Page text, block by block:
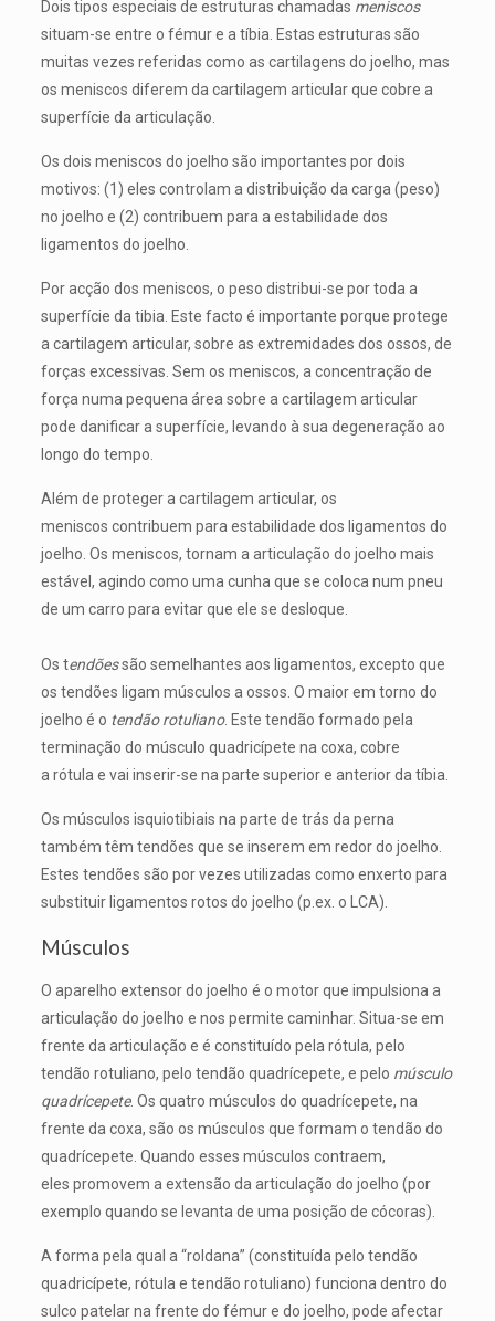
Dois tipos especiais de estruturas chamadas meniscos
situam-se entre o fémur e a tíbia. Estas estruturas são
muitas vezes referidas como as cartilagens do joelho, mas
os meniscos diferem da cartilagem articular que cobre a
superfície da articulação.
Os dois meniscos do joelho são importantes por dois
motivos: (1) eles controlam a distribuição da carga (peso)
no joelho e (2) contribuem para a estabilidade dos
ligamentos do joelho.
Por acção dos meniscos, o peso distribui-se por toda a
superfície da tibia. Este facto é importante porque protege
a cartilagem articular, sobre as extremidades dos ossos, de
forças excessivas. Sem os meniscos, a concentração de
força numa pequena área sobre a cartilagem articular
pode danificar a superfície, levando à sua degeneração ao
longo do tempo.
Além de proteger a cartilagem articular, os
meniscos contribuem para estabilidade dos ligamentos do
joelho. Os meniscos, tornam a articulação do joelho mais
estável, agindo como uma cunha que se coloca num pneu
de um carro para evitar que ele se desloque.
Os tendõessão semelhantes aos ligamentos, excepto que
os tendões ligam músculos a ossos. O maior em torno do
joelho é o tendão rotuliano. Este tendão formado pela
terminação do músculo quadricípete na coxa, cobre
a rótula e vai inserir-se na parte superior e anterior da tíbia.
Os músculos isquiotibiais na parte de trás da perna
também têm tendões que se inserem em redor do joelho.
Estes tendões são por vezes utilizadas como enxerto para
substituir ligamentos rotos do joelho (p.ex. o LCA).
Músculos
O aparelho extensor do joelho é o motor que impulsiona a
articulação do joelho e nos permite caminhar. Situa-se em
frente da articulação e é constituído pela rótula, pelo
tendão rotuliano, pelo tendão quadrícepete, e pelo músculo
quadrícepete. Os quatro músculos do quadrícepete, na
frente da coxa, são os músculos que formam o tendão do
quadrícepete. Quando esses músculos contraem,
eles promovem a extensão da articulação do joelho (por
exemplo quando se levanta de uma posição de cócoras).
A forma pela qual a “roldana” (constituída pelo tendão
quadricípete, rótula e tendão rotuliano) funciona dentro do
sulco patelar na frente do fémur e do joelho, pode afectar